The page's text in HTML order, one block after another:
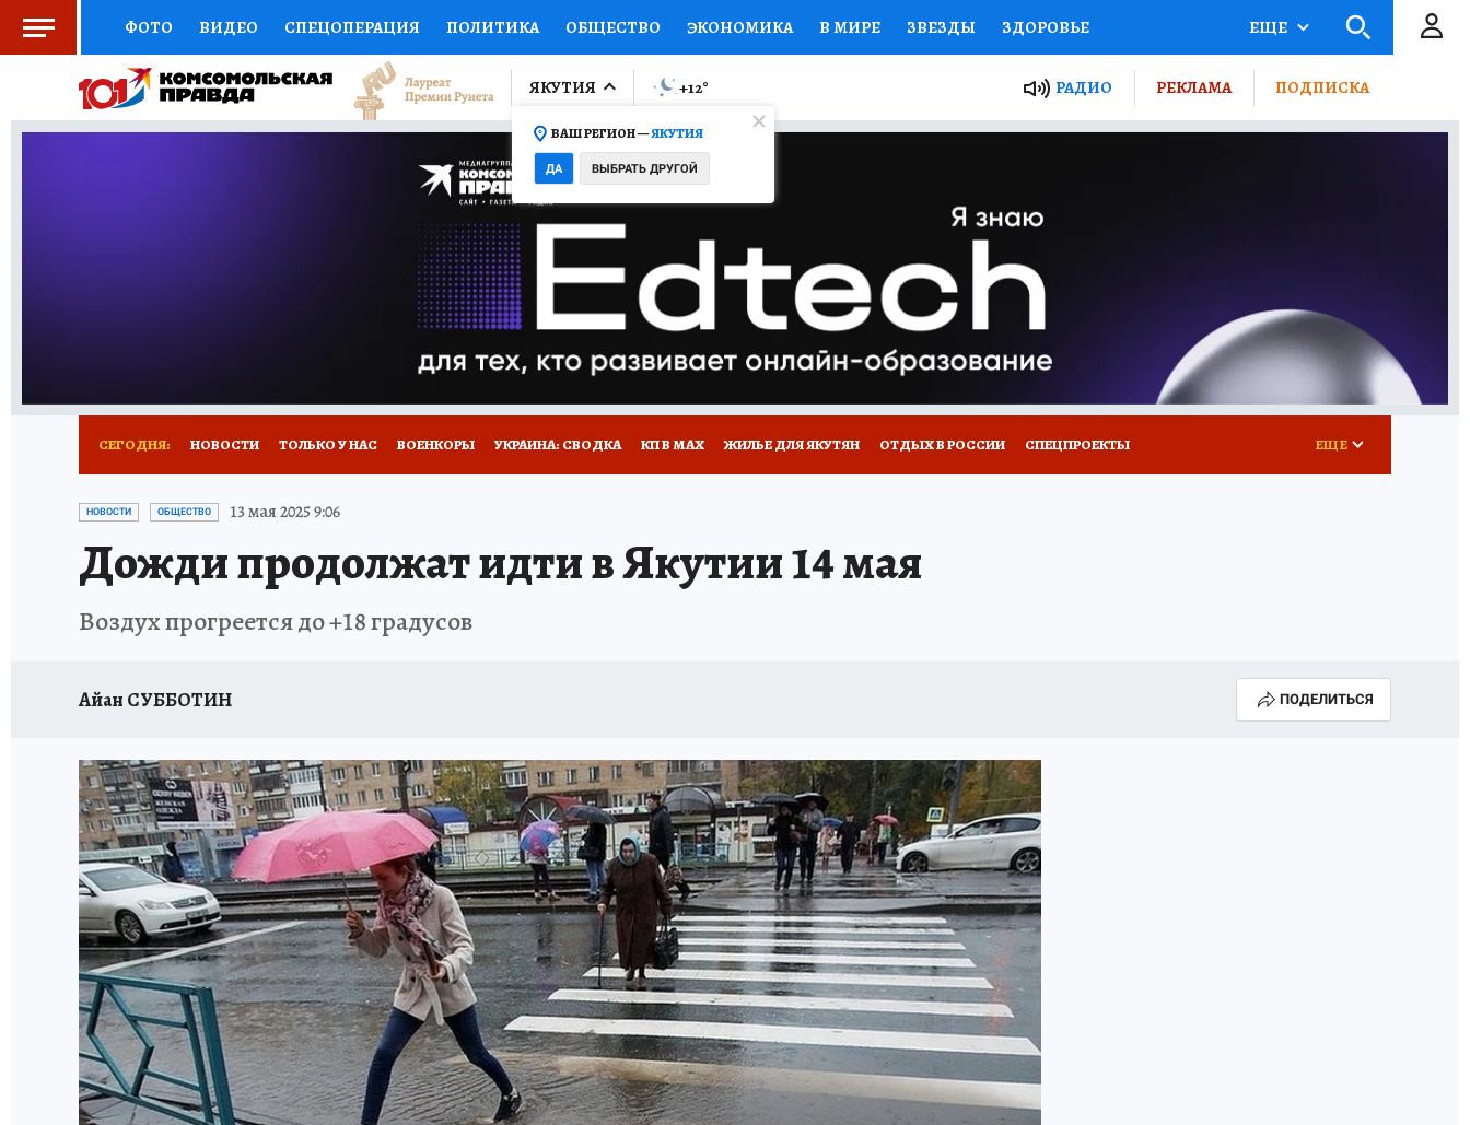
ФОТО ВИДЕО СПЕЦОПЕРАЦИЯ ПОЛИТИКА ОБЩЕСТВО ЭКОНОМИКА В МИРЕ ЗВЕЗДЫ ЗДОРОВЬЕ
СОЦПОДДЕРЖКА НАУКА СПОРТ КОЛУМНИСТЫ ПРОИСШЕСТВИЯ НАЦИОНАЛЬНЫЕ ПРОЕКТЫ РОССИИ
ВЫБОР ЭКСПЕРТОВ ДОКТОР ФИНАНСЫ ОТКРЫВАЕМ МИР Я ЗНАЮ СЕМЬЯ ЖЕНСКИЕ СЕКРЕТЫ ПУТЕВОДИТЕЛЬ
ПРОГНОЗЫ НА СПОРТ ПРОМОКОДЫ СЕРИАЛЫ
ТЕЛЕВИЗОР КОЛЛЕКЦИИ КОНКУРСЫ ГИД ПОТРЕБИТЕЛЯ
НОВОЕ НА САЙТЕ
ЕЩЕ
ЯКУТИЯ
ВАШ РЕГИОН —ЯКУТИЯ
ДА ВЫБРАТЬ ДРУГОЙ
+12° РАДИО РЕКЛАМА ПОДПИСКА
СЕГОДНЯ: НОВОСТИ ТОЛЬКО У НАС ВОЕНКОРЫ УКРАИНА: СВОДКА КП В МАХ ЖИЛЬЕ ДЛЯ ЯКУТЯН ОТДЫХ В РОССИИ СПЕЦПРОЕКТЫ
ЗАПОВЕДНАЯ РОССИЯ
ЕЩЕ
НОВОСТИ ОБЩЕСТВО 13 мая 2025 9:06
Дожди продолжат идти в Якутии 14 мая
Воздух прогреется до +18 градусов
Айан СУББОТИН ПОДЕЛИТЬСЯ